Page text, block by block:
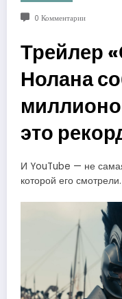
0 Комментарии
Трейлер
Нолана
это
И YouTube — не
которой его смотрели.